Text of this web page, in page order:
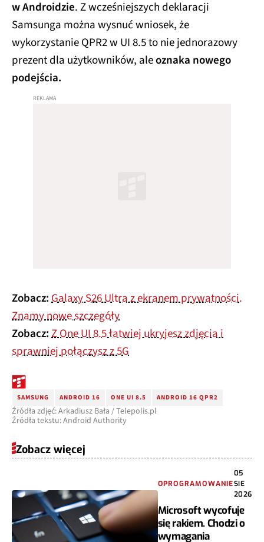
w Androidzie. Z wcześniejszych deklaracji
Samsunga można wysnuć wniosek, że
wykorzystanie QPR2 w UI 8.5 to nie jednorazowy
prezent dla użytkowników, aleoznaka nowego
podejścia.
Zobacz: Galaxy S26 Ultra z ekranem prywatności.
Znamy nowe szczegóły
Zobacz: Z One UI 8.5 łatwiej ukryjesz zdjęcia i
sprawniej połączysz z 5G
SAMSUNG ANDROID 16 ONE UI 8.5 ANDROID 16 QPR2
Źródła zdjęć: Arkadiusz Bała / Telepolis.pl
Źródła tekstu: Android Authority
Zobacz więcej
OPROGRAMOWANIE
05
SIE
2026
Microsoft wycofuje
się rakiem. Chodzi o
wymagania